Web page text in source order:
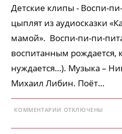
Детские клипы - Воспи-
цыплят из аудиосказки
мамой». Воспи-пи-пи-
воспитанным рождается,
нуждается…). Музыка –
Михаил Либин. Поёт…
КОММЕНТАРИИ К
КЛИПЫ
ОТКЛЮЧЕНЫ